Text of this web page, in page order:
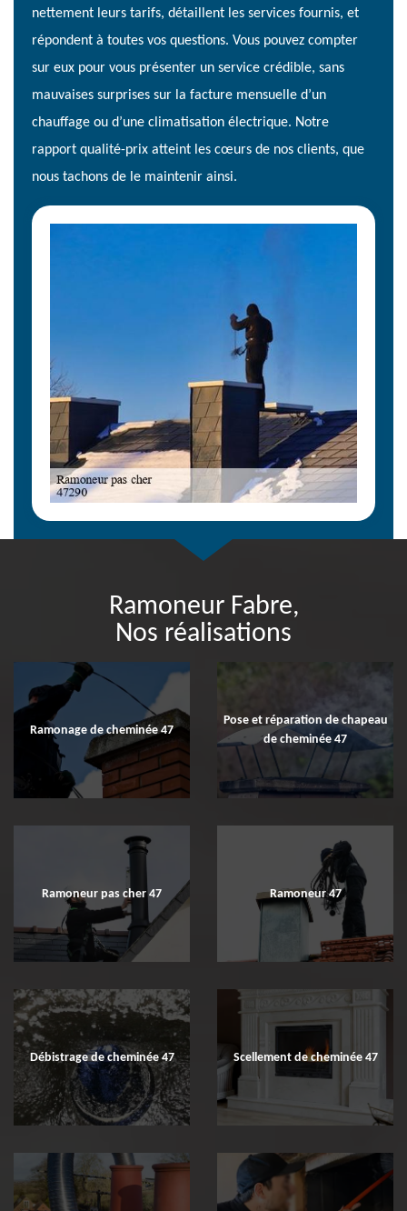
nettement leurs tarifs, détaillent les services fournis, et
répondent à toutes vos questions. Vous pouvez compter
sur eux pour vous présenter un service crédible, sans
mauvaises surprises sur la facture mensuelle d’un
chauffage ou d’une climatisation électrique. Notre
rapport qualité-prix atteint les cœurs de nos clients, que
nous tachons de le maintenir ainsi.
Ramoneur Fabre,
Nos réalisations
Ramonage de cheminée 47
Pose et réparation de chapeau
de cheminée 47
Ramoneur pas cher 47 Ramoneur 47
Débistrage de cheminée 47 Scellement de cheminée 47